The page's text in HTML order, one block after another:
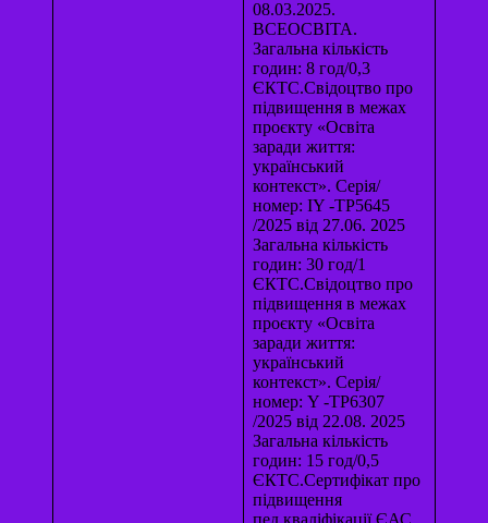
08.03.2025.
ВСЕОСВІТА.
Загальна кількість
годин: 8 год/0,3
ЄКТС.Свідоцтво про
підвищення в межах
проєкту «Освіта
заради життя:
український
контекст». Серія/
номер: IY -TP5645
/2025 від 27.06. 2025
Загальна кількість
годин: 30 год/1
ЄКТС.Свідоцтво про
підвищення в межах
проєкту «Освіта
заради життя:
український
контекст». Серія/
номер: Y -TP6307
/2025 від 22.08. 2025
Загальна кількість
годин: 15 год/0,5
ЄКТС.Сертифікат про
підвищення
пед.кваліфікації ЄАС